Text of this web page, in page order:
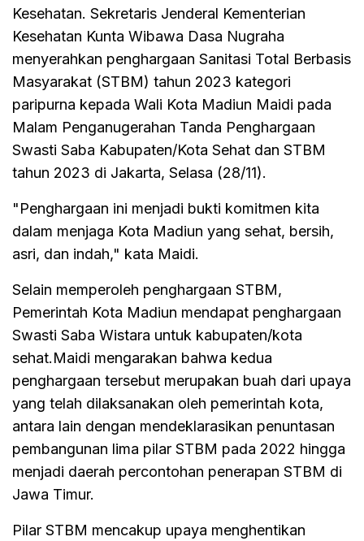
Kesehatan. Sekretaris Jenderal Kementerian
Kesehatan Kunta Wibawa Dasa Nugraha
menyerahkan penghargaan Sanitasi Total Berbasis
Masyarakat (STBM) tahun 2023 kategori
paripurna kepada Wali Kota Madiun Maidi pada
Malam Penganugerahan Tanda Penghargaan
Swasti Saba Kabupaten/Kota Sehat dan STBM
tahun 2023 di Jakarta, Selasa (28/11).
"Penghargaan ini menjadi bukti komitmen kita
dalam menjaga Kota Madiun yang sehat, bersih,
asri, dan indah," kata Maidi.
Selain memperoleh penghargaan STBM,
Pemerintah Kota Madiun mendapat penghargaan
Swasti Saba Wistara untuk kabupaten/kota
sehat.Maidi mengarakan bahwa kedua
penghargaan tersebut merupakan buah dari upaya
yang telah dilaksanakan oleh pemerintah kota,
antara lain dengan mendeklarasikan penuntasan
pembangunan lima pilar STBM pada 2022 hingga
menjadi daerah percontohan penerapan STBM di
Jawa Timur.
Pilar STBM mencakup upaya menghentikan